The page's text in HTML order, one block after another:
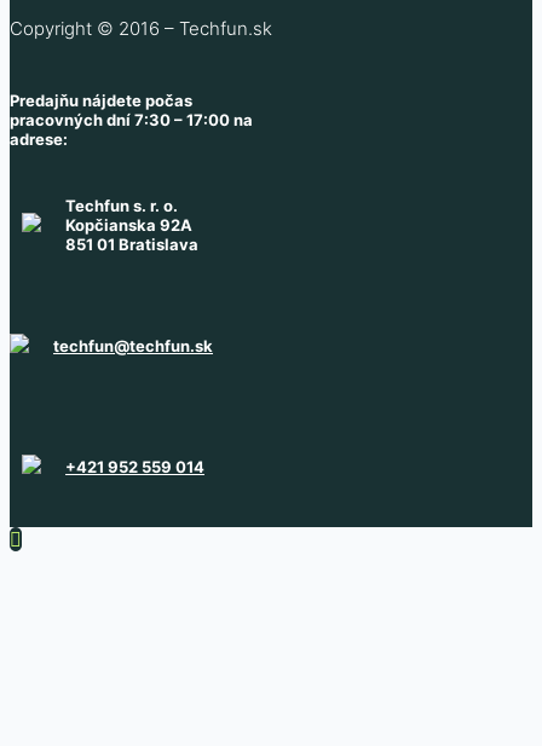
Copyright © 2016 – Techfun.sk
Predajňu nájdete počas
pracovných dní 7:30 – 17:00 na
adrese:
Techfun s. r. o.
Kopčianska 92A
851 01 Bratislava
techfun@techfun.sk
+421 952 559 014